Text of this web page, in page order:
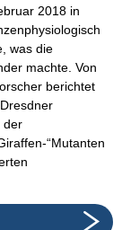
2018 in
was die
machte. Von
berichtet
der
“Mutanten